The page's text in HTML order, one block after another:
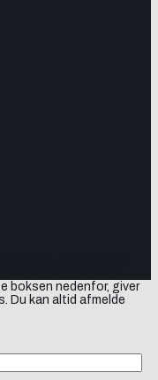
boksen nedenfor, giver
Du kan altid afmelde